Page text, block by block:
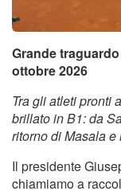
Rassegna
Contatti
Grande
ottobre 2026
Tra gli atleti pronti
brillato in B1: da
ritorno di Masala e
Il presidente
chiamiamo a